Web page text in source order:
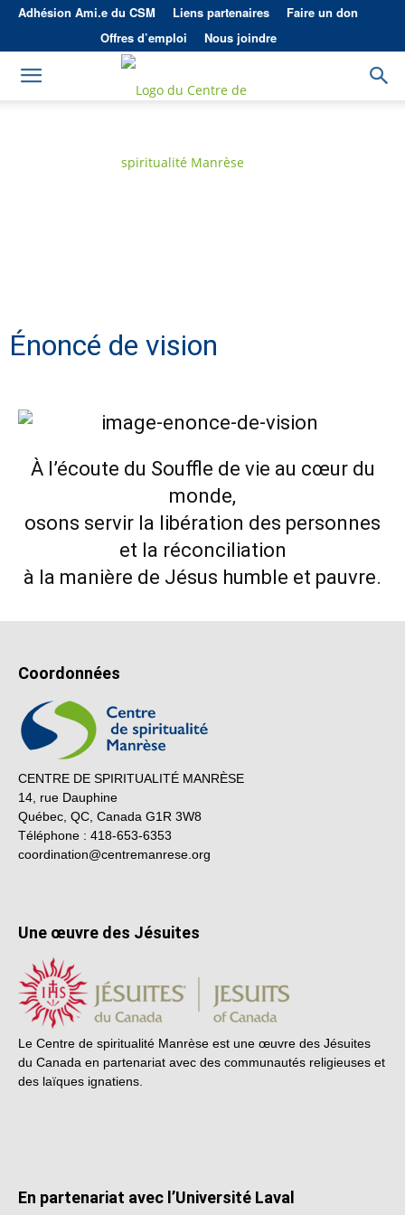
Adhésion Ami.e du CSM Liens partenaires
Faire un don
Offres d’emploi
Nous joindre
Énoncé de vision
À l’écoute du Souffle de vie au cœur du
monde,
osons servir la libération des personnes
et la réconciliation
à la manière de Jésus humble et pauvre.
Coordonnées
CENTRE DE SPIRITUALITÉ MANRÈSE
14, rue Dauphine
Québec, QC, Canada G1R 3W8
Téléphone : 418-653-6353
coordination@centremanrese.org
Une œuvre des Jésuites
Le Centre de spiritualité Manrèse est une œuvre des Jésuites
du Canada en partenariat avec des communautés religieuses et
des laïques ignatiens.
En partenariat avec l’Université Laval